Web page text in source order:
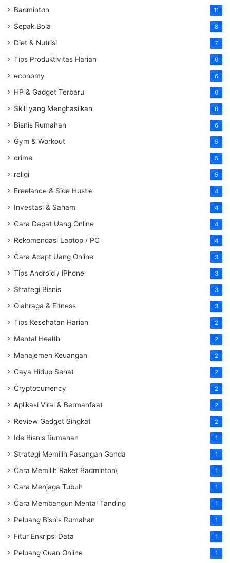
Badminton 11
Sepak Bola 8
Diet & Nutrisi 7
Tips Produktivitas Harian 6
economy 6
HP & Gadget Terbaru 6
Skill yang Menghasilkan 6
Bisnis Rumahan 6
Gym & Workout 5
crime 5
religi 5
Freelance & Side Hustle 4
Investasi & Saham 4
Cara Dapat Uang Online 4
Rekomendasi Laptop / PC 4
Cara Adapt Uang Online 3
Tips Android / iPhone 3
Strategi Bisnis 3
Olahraga & Fitness 3
Tips Kesehatan Harian 2
Mental Health 2
Manajemen Keuangan 2
Gaya Hidup Sehat 2
Cryptocurrency 2
Aplikasi Viral & Bermanfaat 2
Review Gadget Singkat 2
Ide Bisnis Rumahan 1
Strategi Memilih Pasangan Ganda 1
Cara Memilih Raket Badminton\ 1
Cara Menjaga Tubuh 1
Cara Membangun Mental Tanding 1
Peluang Bisnis Rumahan 1
Fitur Enkripsi Data 1
Peluang Cuan Online 1